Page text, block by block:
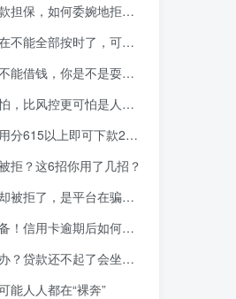
保，如何委婉地拒绝？
时了，可以不还那些不征信的贷款吗
借钱，你是不是耍我？！
控更可怕是人性的贪婪与短视
以上即可下款2000-15000元
拒？这6招你用了几招？
，是平台在骗取个人资料吗？
逾期后如何申请停息挂账分期还款
不起了会坐牢吗（附视频教程）
能人人都在“裸奔”